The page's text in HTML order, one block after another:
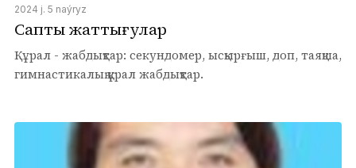
2024 j. 5 naýryz
Саптық жаттығулар
Құрал - жабдықтар: секундомер, ысқырғыш, доп, таяқша,
гимнастикалық құрал жабдықтар.